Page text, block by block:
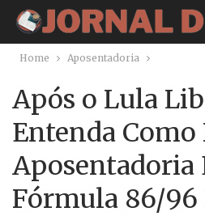
Home Aposentadoria
Após o Lula
Entenda Como
Aposentadoria
Fórmula 86/96